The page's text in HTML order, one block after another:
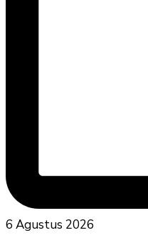
6 Agustus 2026